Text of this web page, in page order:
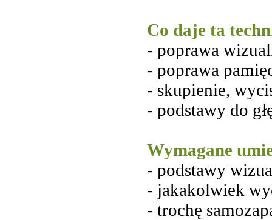
Co daje ta
- poprawa
- poprawa
- skupienie,
- podstawy do
Wymagane
- podstawy
- jakakolwiek
- trochę